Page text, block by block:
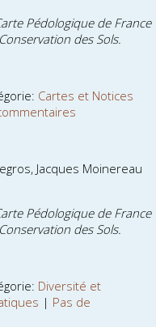
Pédologique de France
des Sols.
Cartes et Notices
Jacques Moinereau
Pédologique de France
des Sols.
Diversité et
| Pas de